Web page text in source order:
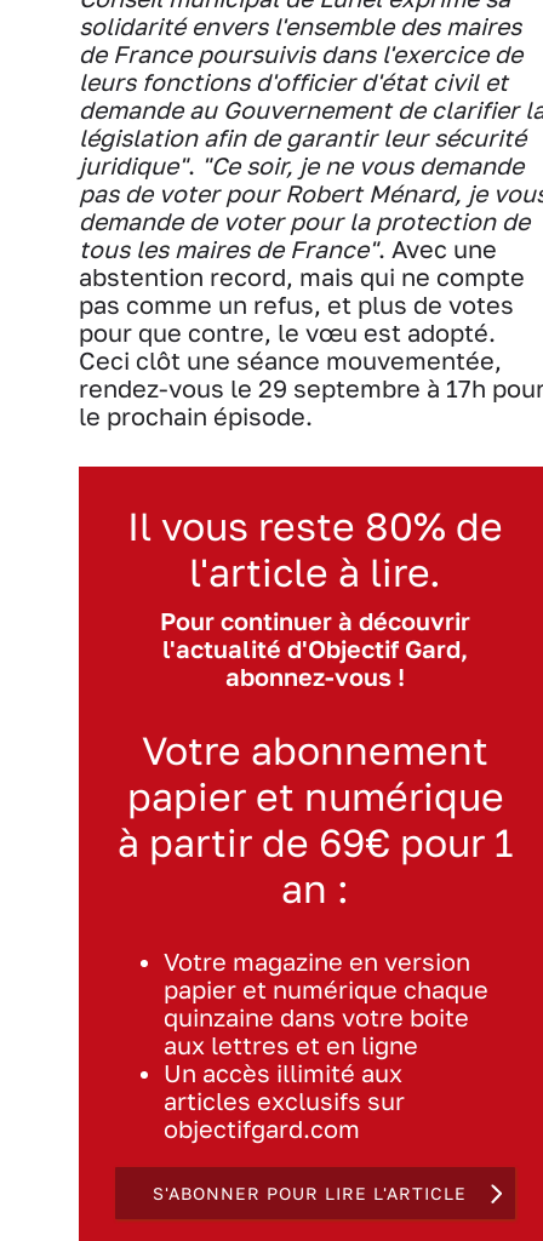
solidarité envers l'ensemble des maires
de France poursuivis dans l'exercice de
leurs fonctions d'officier d'état civil et
demande au Gouvernement de clarifier
législation afin de garantir leur sécurité
juridique". "Ce soir, je ne vous demande
pas de voter pour Robert Ménard, je
demande de voter pour la protection de
tous les maires de France". Avec une
abstention record, mais qui ne compte
pas comme un refus, et plus de votes
pour que contre, le vœu est adopté.
Ceci clôt une séance mouvementée,
rendez-vous le 29 septembre à 17h
le prochain épisode.
Il vous reste 80% de
l'article à lire.
Pour continuer à découvrir
l'actualité d'Objectif Gard,
abonnez-vous !
Votre abonnement
papier et numérique
à partir de 69€ pour 1
an :
Votre magazine en version
papier et numérique chaque
quinzaine dans votre boite
aux lettres et en ligne
Un accès illimité aux
articles exclusifs sur
objectifgard.com
S'ABONNER POUR LIRE L'ARTICLE